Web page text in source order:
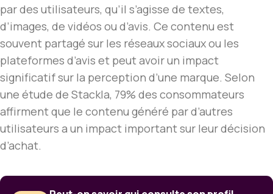
par des utilisateurs, qu’il s’agisse de textes,
d’images, de vidéos ou d’avis. Ce contenu est
souvent partagé sur les réseaux sociaux ou les
plateformes d’avis et peut avoir un impact
significatif sur la perception d’une marque. Selon
une étude de Stackla, 79% des consommateurs
affirment que le contenu généré par d’autres
utilisateurs a un impact important sur leur décision
d’achat.